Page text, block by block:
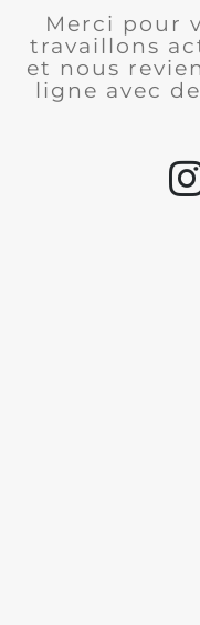
Merci pour
travaillons
et nous
ligne avec